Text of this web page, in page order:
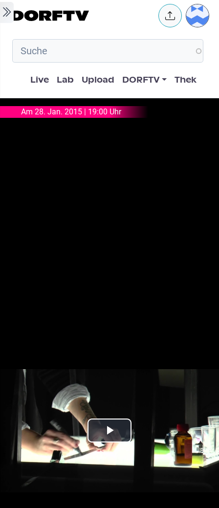
Skip to main content User
Hauptnavigation
Live Lab Upload DORFTV Thek
Am 28. Jan. 2015 | 19:00 Uhr
Play
Video